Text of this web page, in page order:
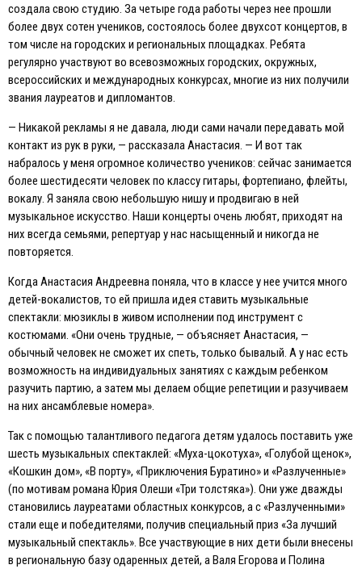
создала свою студию. За четыре года работы через нее прошли
более двух сотен учеников, состоялось более двухсот концертов, в
том числе на городских и региональных площадках. Ребята
регулярно участвуют во всевозможных городских, окружных,
всероссийских и международных конкурсах, многие из них получили
звания лауреатов и дипломантов.
— Никакой рекламы я не давала, люди сами начали передавать мой
контакт из рук в руки, — рассказала Анастасия. — И вот так
набралось у меня огромное количество учеников: сейчас занимается
более шестидесяти человек по классу гитары, фортепиано, флейты,
вокалу. Я заняла свою небольшую нишу и продвигаю в ней
музыкальное искусство. Наши концерты очень любят, приходят на
них всегда семьями, репертуар у нас насыщенный и никогда не
повторяется.
Когда Анастасия Андреевна поняла, что в классе у нее учится много
детей-вокалистов, то ей пришла идея ставить музыкальные
спектакли: мюзиклы в живом исполнении под инструмент с
костюмами. «Они очень трудные, — объясняет Анастасия, —
обычный человек не сможет их спеть, только бывалый. А у нас есть
возможность на индивидуальных занятиях с каждым ребенком
разучить партию, а затем мы делаем общие репетиции и разучиваем
на них ансамблевые номера».
Так с помощью талантливого педагога детям удалось поставить уже
шесть музыкальных спектаклей: «Муха-цокотуха», «Голубой щенок»,
«Кошкин дом», «В порту», «Приключения Буратино» и «Разлученные»
(по мотивам романа Юрия Олеши «Три толстяка»). Они уже дважды
становились лауреатами областных конкурсов, а с «Разлученными»
стали еще и победителями, получив специальный приз «За лучший
музыкальный спектакль». Все участвующие в них дети были внесены
в региональную базу одаренных детей, а Валя Eгорова и Полина